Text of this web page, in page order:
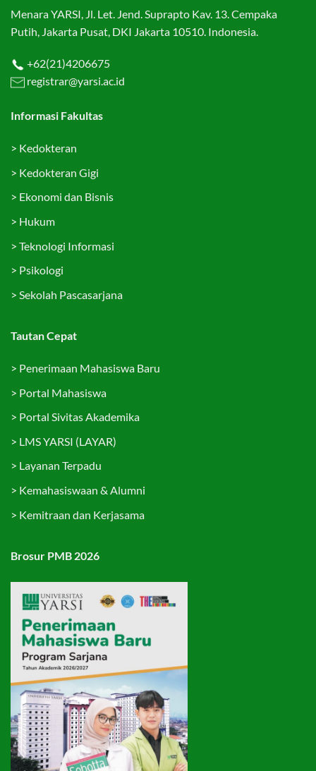
Menara YARSI, Jl. Let. Jend. Suprapto Kav. 13. Cempaka
Putih, Jakarta Pusat, DKI Jakarta 10510. Indonesia.
+62(21)4206675
registrar@yarsi.ac.id
Informasi Fakultas
> Kedokteran
> Kedokteran Gigi
> Ekonomi dan Bisnis
> Hukum
> Teknologi Informasi
> Psikologi
> Sekolah Pascasarjana
Tautan Cepat
> Penerimaan Mahasiswa Baru
> Portal Mahasiswa
> Portal Sivitas Akademika
> LMS YARSI (LAYAR)
> Layanan Terpadu
> Kemahasiswaan & Alumni
> Kemitraan dan Kerjasama
Brosur PMB 2026